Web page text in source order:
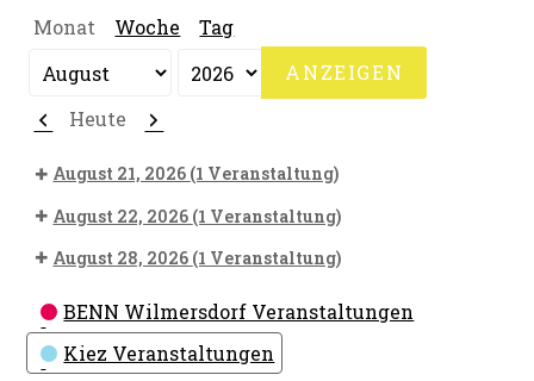
Monat Woche Tag
Monat
Jahr
Zurück
Heute Weiter
August 21, 2026 (1 Veranstaltung)
August 22, 2026 (1 Veranstaltung)
August 28, 2026 (1 Veranstaltung)
Kategorien
BENN Wilmersdorf Veranstaltungen
Kiez Veranstaltungen